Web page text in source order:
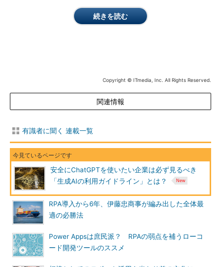
続きを読む
Copyright © ITmedia, Inc. All Rights Reserved.
関連情報
有識者に聞く 連載一覧
安全にChatGPTを使いたい企業は必ず見るべき
「生成AIの利用ガイドライン」とは？
RPA導入から6年、伊藤忠商事が編み出した全体最
適の必勝法
Power Appsは庶民派？ RPAの弱点を補うローコ
ード開発ツールのススメ